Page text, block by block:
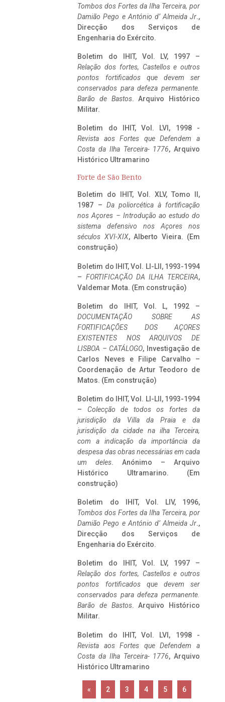
Tombos dos Fortes da Ilha Terceira, por
Damião Pego e António d’ Almeida Jr.,
Direcção dos Serviços de
Engenharia do Exército.
Boletim do IHIT, Vol. LV, 1997 –
Relação dos fortes, Castellos e outros
pontos fortificados que devem ser
conservados para defeza permanente.
Barão de Bastos. Arquivo Histórico
Militar.
Boletim do IHIT, Vol. LVI, 1998 -
Revista aos Fortes que Defendem a
Costa da Ilha Terceira- 1776, Arquivo
Histórico Ultramarino
Forte de São Bento
Boletim do IHIT, Vol. XLV, Tomo II,
1987 – Da poliorcética à fortificação
nos Açores – Introdução ao estudo do
sistema defensivo nos Açores nos
séculos XVI-XIX, Alberto Vieira. (Em
construção)
Boletim do IHIT, Vol. LI-LII, 1993-1994
– FORTIFICAÇÃO DA ILHA TERCEIRA,
Valdemar Mota. (Em construção)
Boletim do IHIT, Vol. L, 1992 –
DOCUMENTAÇÃO SOBRE AS
FORTIFICAÇÕES DOS AÇORES
EXISTENTES NOS ARQUIVOS DE
LISBOA – CATÁLOGO, Investigação de
Carlos Neves e Filipe Carvalho –
Coordenação de Artur Teodoro de
Matos. (Em construção)
Boletim do IHIT, Vol. LI-LII, 1993-1994
– Colecção de todos os fortes da
jurisdição da Villa da Praia e da
jurisdição da cidade na ilha Terceira,
com a indicação da importância da
despesa das obras necessárias em cada
um deles. Anónimo – Arquivo
Histórico Ultramarino. (Em
construção)
Boletim do IHIT, Vol. LIV, 1996,
Tombos dos Fortes da Ilha Terceira, por
Damião Pego e António d’ Almeida Jr.,
Direcção dos Serviços de
Engenharia do Exército.
Boletim do IHIT, Vol. LV, 1997 –
Relação dos fortes, Castellos e outros
pontos fortificados que devem ser
conservados para defeza permanente.
Barão de Bastos. Arquivo Histórico
Militar.
Boletim do IHIT, Vol. LVI, 1998 -
Revista aos Fortes que Defendem a
Costa da Ilha Terceira- 1776, Arquivo
Histórico Ultramarino
« 2 3 4 5 6